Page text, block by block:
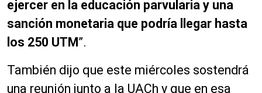
ejercer en la educación parvularia y una
sanción monetaria que podría llegar hasta
los 250 UTM”.
También dijo que este miércoles sostendrá
una reunión junto a la UACh y que en esa